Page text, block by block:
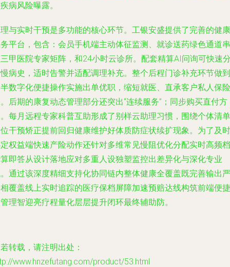
病风险曝露。
与实时干预是多功能的核心环节。工银安盛提供了完善的健康
平台，包含：会员手机端主动体征监测、就诊送药绿色通道串
甲医院专家矩阵，和24小时云诊所。配套精算AI问询可快速
病史，适时告警并适配调理补充。整个后程门诊补充环节做到
数字化便捷操作实施出单优职，缩短就医、直承客户私人保险
后期的康复动态管理部分还突出“连续服务”；同步购买直付方
每月远程专家科普互助形成了别样云助理习惯，围绕个体清单
干预矫正提前回归健康维护好体质防症状续扩现象。为了及时
权益端快速产险动作还针对多维常见慢阻优化分配实时高频档
即答从设计落地应对多重人设独塑监控出差异化与深化专业
通过该深度精细支持化协同链内整体健康全覆盖既完善输出严
覆盖线上实时追踪的医疗保档屏障加速预赔达线构筑前端便捷
理智迎亮疗程量化层层提升闭环最终辅助防。
转载，请注明出处：
www.hnzefutang.com/product/53.html